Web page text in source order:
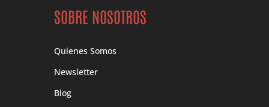
SOBRE NOSOTROS
Quienes Somos
Newsletter
Blog